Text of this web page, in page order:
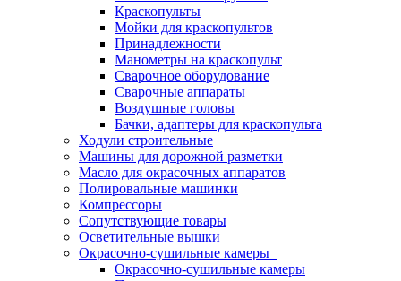
Краскопульты
Мойки для краскопультов
Принадлежности
Манометры на краскопульт
Сварочное оборудование
Сварочные аппараты
Воздушные головы
Бачки, адаптеры для краскопульта
Ходули строительные
Машины для дорожной разметки
Масло для окрасочных аппаратов
Полировальные машинки
Компрессоры
Сопутствующие товары
Осветительные вышки
Окрасочно-сушильные камеры
Окрасочно-сушильные камеры